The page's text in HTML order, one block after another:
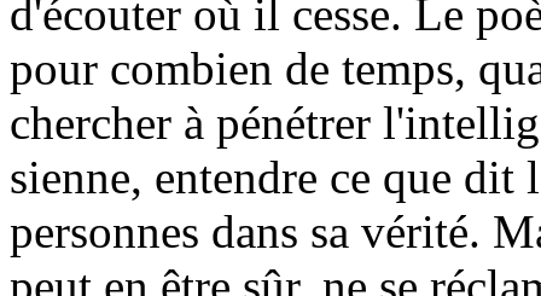
d'écouter où il cesse. Le
pour combien de temps,
chercher à pénétrer
sienne, entendre ce que dit
personnes dans sa vérité.
peut en être sûr, ne se